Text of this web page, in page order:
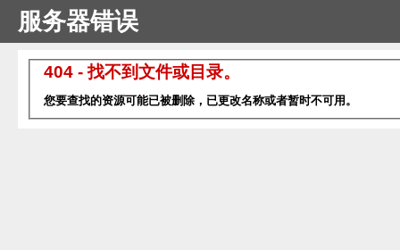
服务器错误
404 - 找不到文件或目录。
您要查找的资源可能已被删除，已更改名称或者暂时不可用。